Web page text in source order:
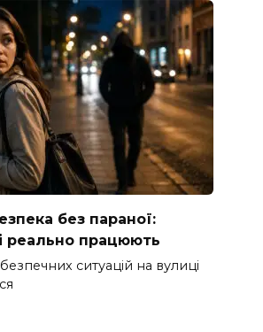
без параної:
реально працюють
ситуацій на вулиці